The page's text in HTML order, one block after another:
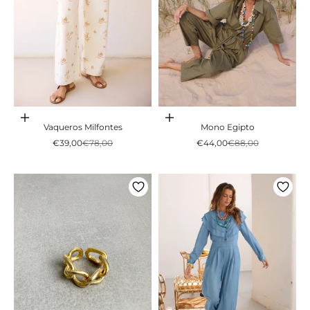
Escolher opções
Vaqueros Milfontes
Preço promocional
€39,00Preço normal
€78,00
Escolher opções
Mono Egipto
Preço promocional
€44,00Preço normal
€88,00